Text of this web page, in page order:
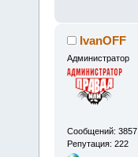
IvanOFF
Администратор
Сообщений: 3857
Репутация: 222